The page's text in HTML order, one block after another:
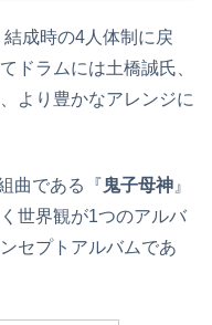
成時の4人体制に戻
ドラムには土橋誠氏、
より豊かなアレンジに
曲である『鬼子母神 』
世界観が1つのアルバ
セプトアルバムであ